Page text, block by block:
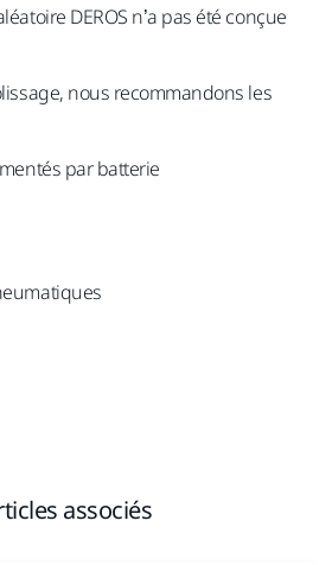
DEROS n’a pas été conçue
nous recommandons les
par batterie
associés